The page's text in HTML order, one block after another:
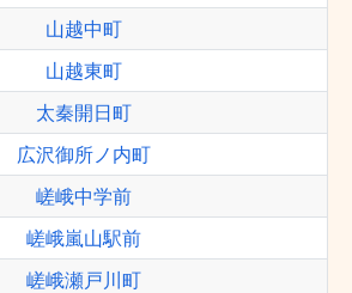
山越中町
山越東町
太秦開日町
広沢御所ノ内町
嵯峨中学前
嵯峨嵐山駅前
嵯峨瀬戸川町